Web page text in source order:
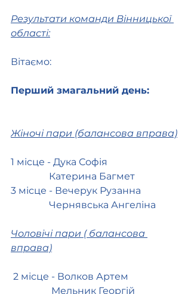
Результати команди Вінницької
області:
Вітаємо:
Перший змагальний день:
Жіночі пари (балансова вправа)
1 місце - Дука Софія
                Катерина Багмет
3 місце - Вечерук Рузанна
                Чернявська Ангеліна
Чоловічі пари ( балансова
вправа)
2 місце - Волков Артем
                 Мельник Георгій